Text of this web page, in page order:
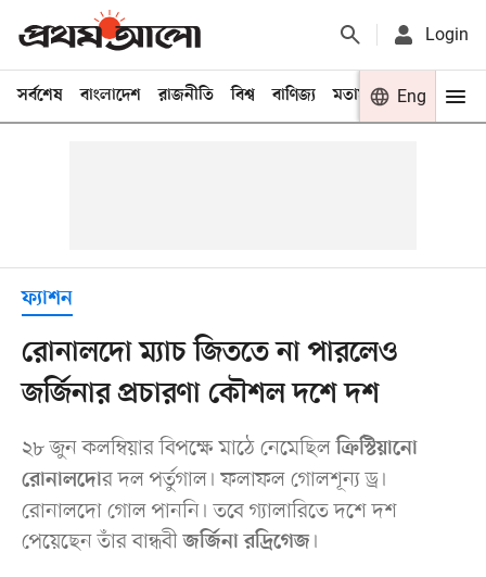
Login
সর্বশেষ বাংলাদেশ রাজনীতি বিশ্ব বাণিজ্য মতামত খেলা
Eng
ফ্যাশন
রোনালদো ম্যাচ জিততে না পারলেও
জর্জিনার প্রচারণা কৌশল দশে দশ
২৮ জুন কলম্বিয়ার বিপক্ষে মাঠে নেমেছিলক্রিস্টিয়ানো
রোনালদোর দল পর্তুগাল। ফলাফল গোলশূন্য ড্র।
রোনালদো গোল পাননি। তবে গ্যালারিতে দশে দশ
পেয়েছেন তাঁর বান্ধবীজর্জিনা রদ্রিগেজ।